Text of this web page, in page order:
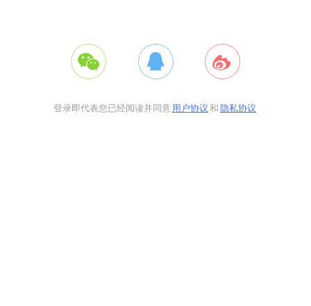
登录即代表您已经阅读并同意用户协议和隐私协议